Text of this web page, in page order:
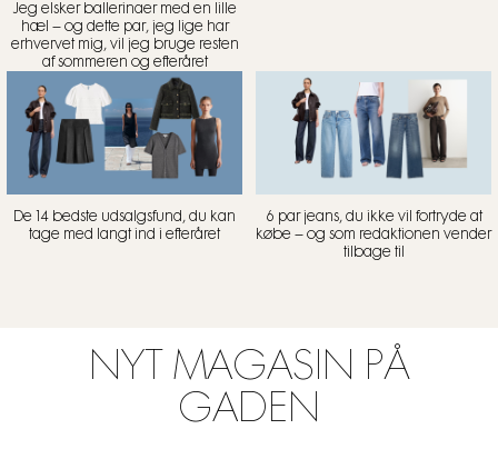
Jeg elsker ballerinaer med en lille
hæl – og dette par, jeg lige har
erhvervet mig, vil jeg bruge resten
af sommeren og efteråret
De 14 bedste udsalgsfund, du kan
tage med langt ind i efteråret
6 par jeans, du ikke vil fortryde at
købe – og som redaktionen vender
tilbage til
NYT MAGASIN PÅ
GADEN